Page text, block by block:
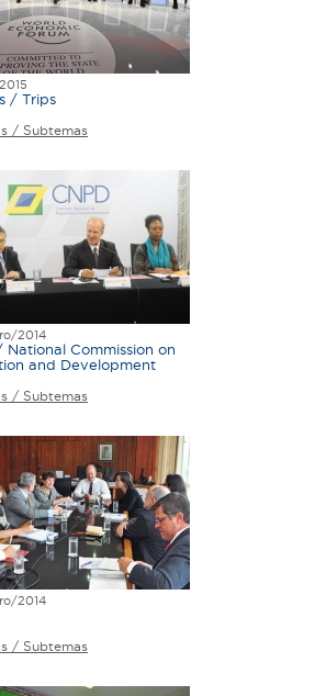
/ Trips
/ Subtemas
2014
National Commission on
and Development
/ Subtemas
2014
/ Subtemas